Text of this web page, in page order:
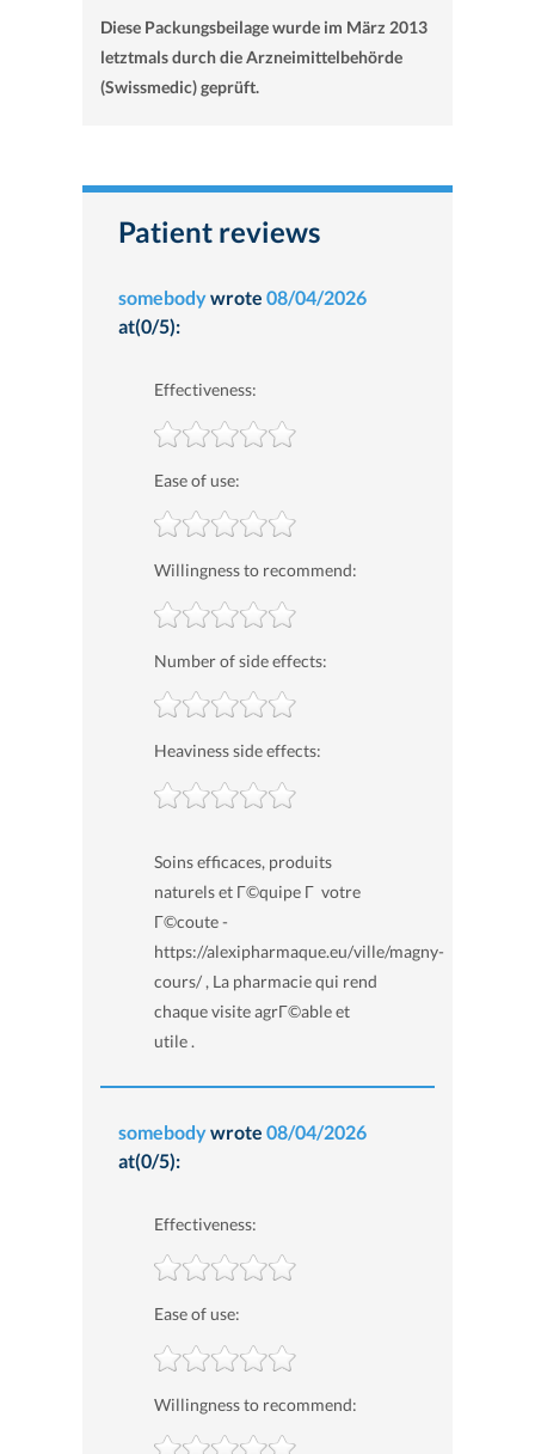
Diese Packungsbeilage wurde im März 2013
letztmals durch die Arzneimittelbehörde
(Swissmedic) geprüft.
Patient reviews
somebodywrote 08/04/2026
at(0/5):
Effectiveness:
Ease of use:
Willingness to recommend:
Number of side effects:
Heaviness side effects:
Soins efficaces, produits
naturels et Г©quipe Г votre
Г©coute -
https://alexipharmaque.eu/ville/magny-
cours/ , La pharmacie qui rend
chaque visite agrГ©able et
utile .
somebodywrote 08/04/2026
at(0/5):
Effectiveness:
Ease of use:
Willingness to recommend: